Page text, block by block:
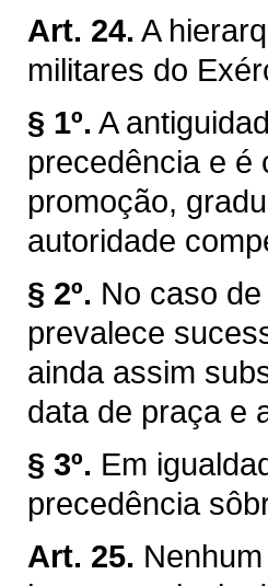
Art. 24. A
militares do
§ 1º. A
precedência e é
promoção,
autoridade
§ 2º. No caso
prevalece
ainda assim
data de praça e
§ 3º. Em
precedência
Art. 25.